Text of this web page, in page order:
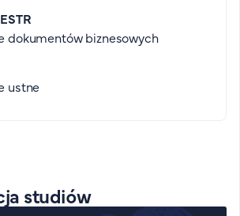
dokumentów biznesowych
ustne
studiów